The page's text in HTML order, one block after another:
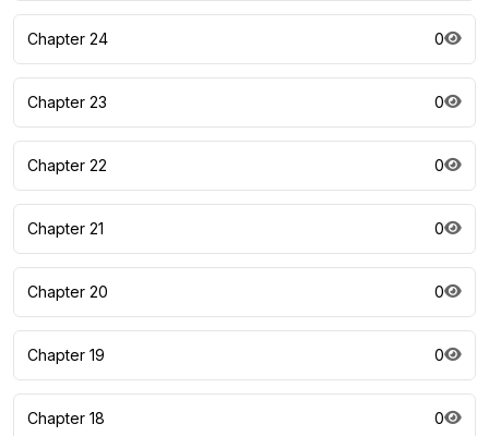
Chapter 24 0
Chapter 23 0
Chapter 22 0
Chapter 21 0
Chapter 20 0
Chapter 19 0
Chapter 18 0